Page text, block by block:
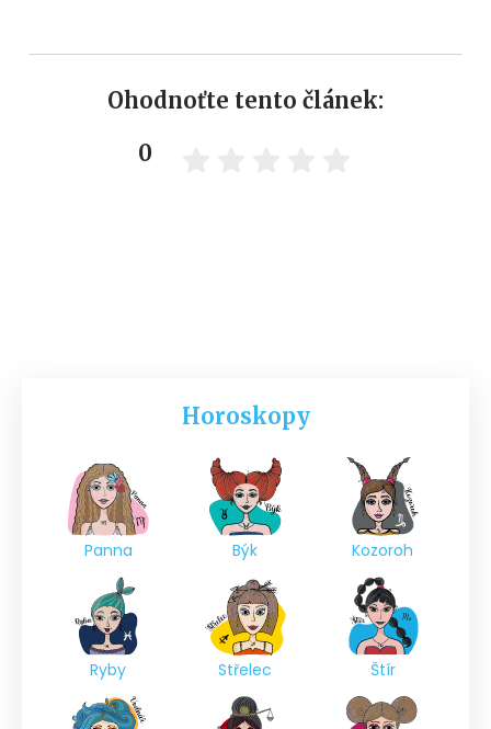
Ohodnoťte tento článek:
0
Horoskopy
Panna Býk Kozoroh
Ryby Střelec Štír